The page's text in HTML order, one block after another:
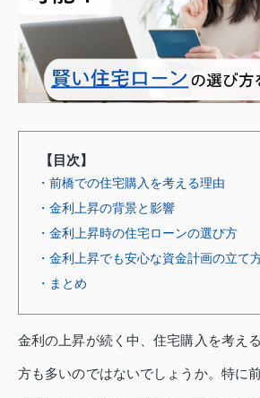
【目次】
・前橋での住宅購入を考える理由
・金利上昇の背景と影響
・金利上昇時の住宅ローンの選び方
・金利上昇でも安心な資金計画の立て
・まとめ
金利の上昇が続く中、住宅購入を考え
方も多いのではないでしょうか。特に